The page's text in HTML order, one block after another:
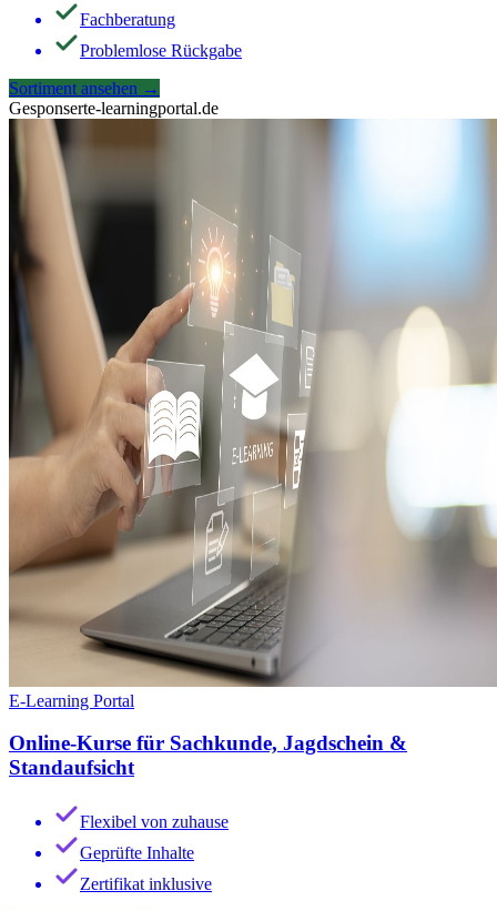
Fachberatung
Problemlose Rückgabe
Sortiment ansehen →
Gesponserte-learningportal.de
E-Learning Portal
Online-Kurse für Sachkunde, Jagdschein &
Standaufsicht
Flexibel von zuhause
Geprüfte Inhalte
Zertifikat inklusive